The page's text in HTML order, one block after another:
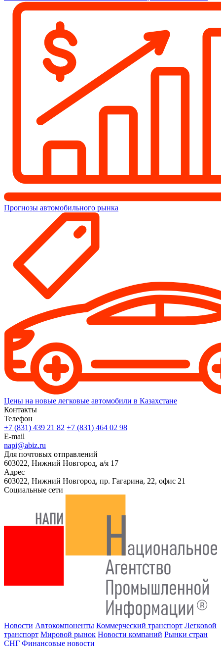
Прогнозы автомобильного рынка
Цены на новые легковые автомобили в Казахстане
Контакты
Телефон
+7 (831) 439 21 82 +7 (831) 464 02 98
E-mail
napi@abiz.ru
Для почтовых отправлений
603022, Нижний Новгород, а/я 17
Адрес
603022, Нижний Новгород, пр. Гагарина, 22, офис 21
Социальные сети
Новости Автокомпоненты Коммерческий транспорт Легковой
транспорт Мировой рынок Новости компаний Рынки стран
СНГ Финансовые новости